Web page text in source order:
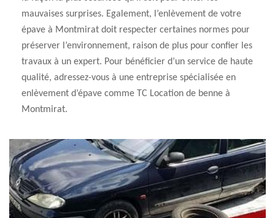
mauvaises surprises. Egalement, l’enlèvement de votre
épave à Montmirat doit respecter certaines normes pour
préserver l’environnement, raison de plus pour confier les
travaux à un expert. Pour bénéficier d’un service de haute
qualité, adressez-vous à une entreprise spécialisée en
enlèvement d’épave comme TC Location de benne à
Montmirat.